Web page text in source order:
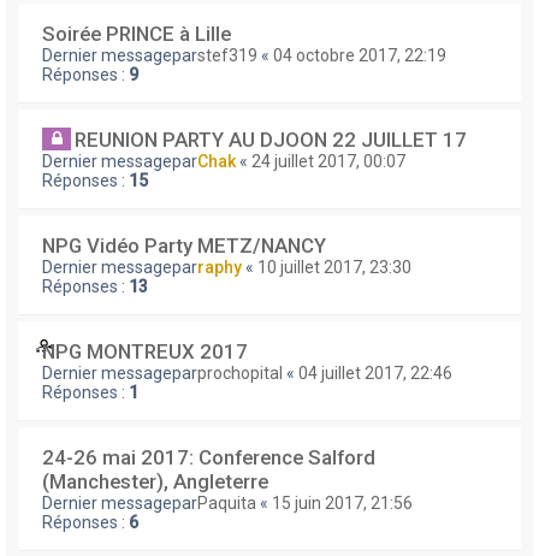
Soirée PRINCE à Lille
Dernier messageparstef319 « 04 octobre 2017, 22:19
Réponses : 9
REUNION PARTY AU DJOON 22 JUILLET 17
Dernier messageparChak « 24 juillet 2017, 00:07
Réponses : 15
NPG Vidéo Party METZ/NANCY
Dernier messageparraphy « 10 juillet 2017, 23:30
Réponses : 13
NPG MONTREUX 2017
Dernier messageparprochopital « 04 juillet 2017, 22:46
Réponses : 1
24-26 mai 2017: Conference Salford
(Manchester), Angleterre
Dernier messageparPaquita « 15 juin 2017, 21:56
Réponses : 6